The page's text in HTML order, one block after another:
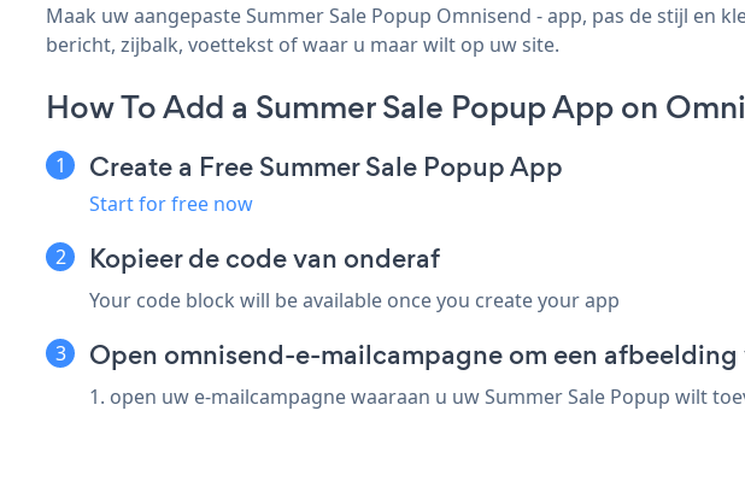
Maak uw aangepaste Summer Sale Popup Omnisend - app, pas de stijl en
bericht, zijbalk, voettekst of waar u maar wilt op uw site.
How To Add a Summer Sale Popup App on
Create a Free Summer Sale Popup App
Start for free now
Kopieer de code van onderaf
Your code block will be available once you create your app
Open omnisend-e-mailcampagne om een
1. open uw e-mailcampagne waaraan u uw Summer Sale Popup wilt